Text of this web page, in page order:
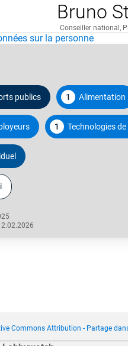
Bruno
Conseiller national,
sur la personne
publics 1 Alimentation
1 Technologies
Commons Attribution - Partage